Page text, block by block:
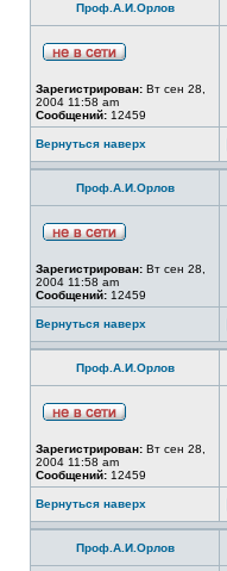
Проф.А.И.Орлов
Зарегистрирован: Вт сен 28,
2004 11:58 am
Сообщений: 12459
Вернуться наверх
Проф.А.И.Орлов
Зарегистрирован: Вт сен 28,
2004 11:58 am
Сообщений: 12459
Вернуться наверх
Проф.А.И.Орлов
Зарегистрирован: Вт сен 28,
2004 11:58 am
Сообщений: 12459
Вернуться наверх
Проф.А.И.Орлов